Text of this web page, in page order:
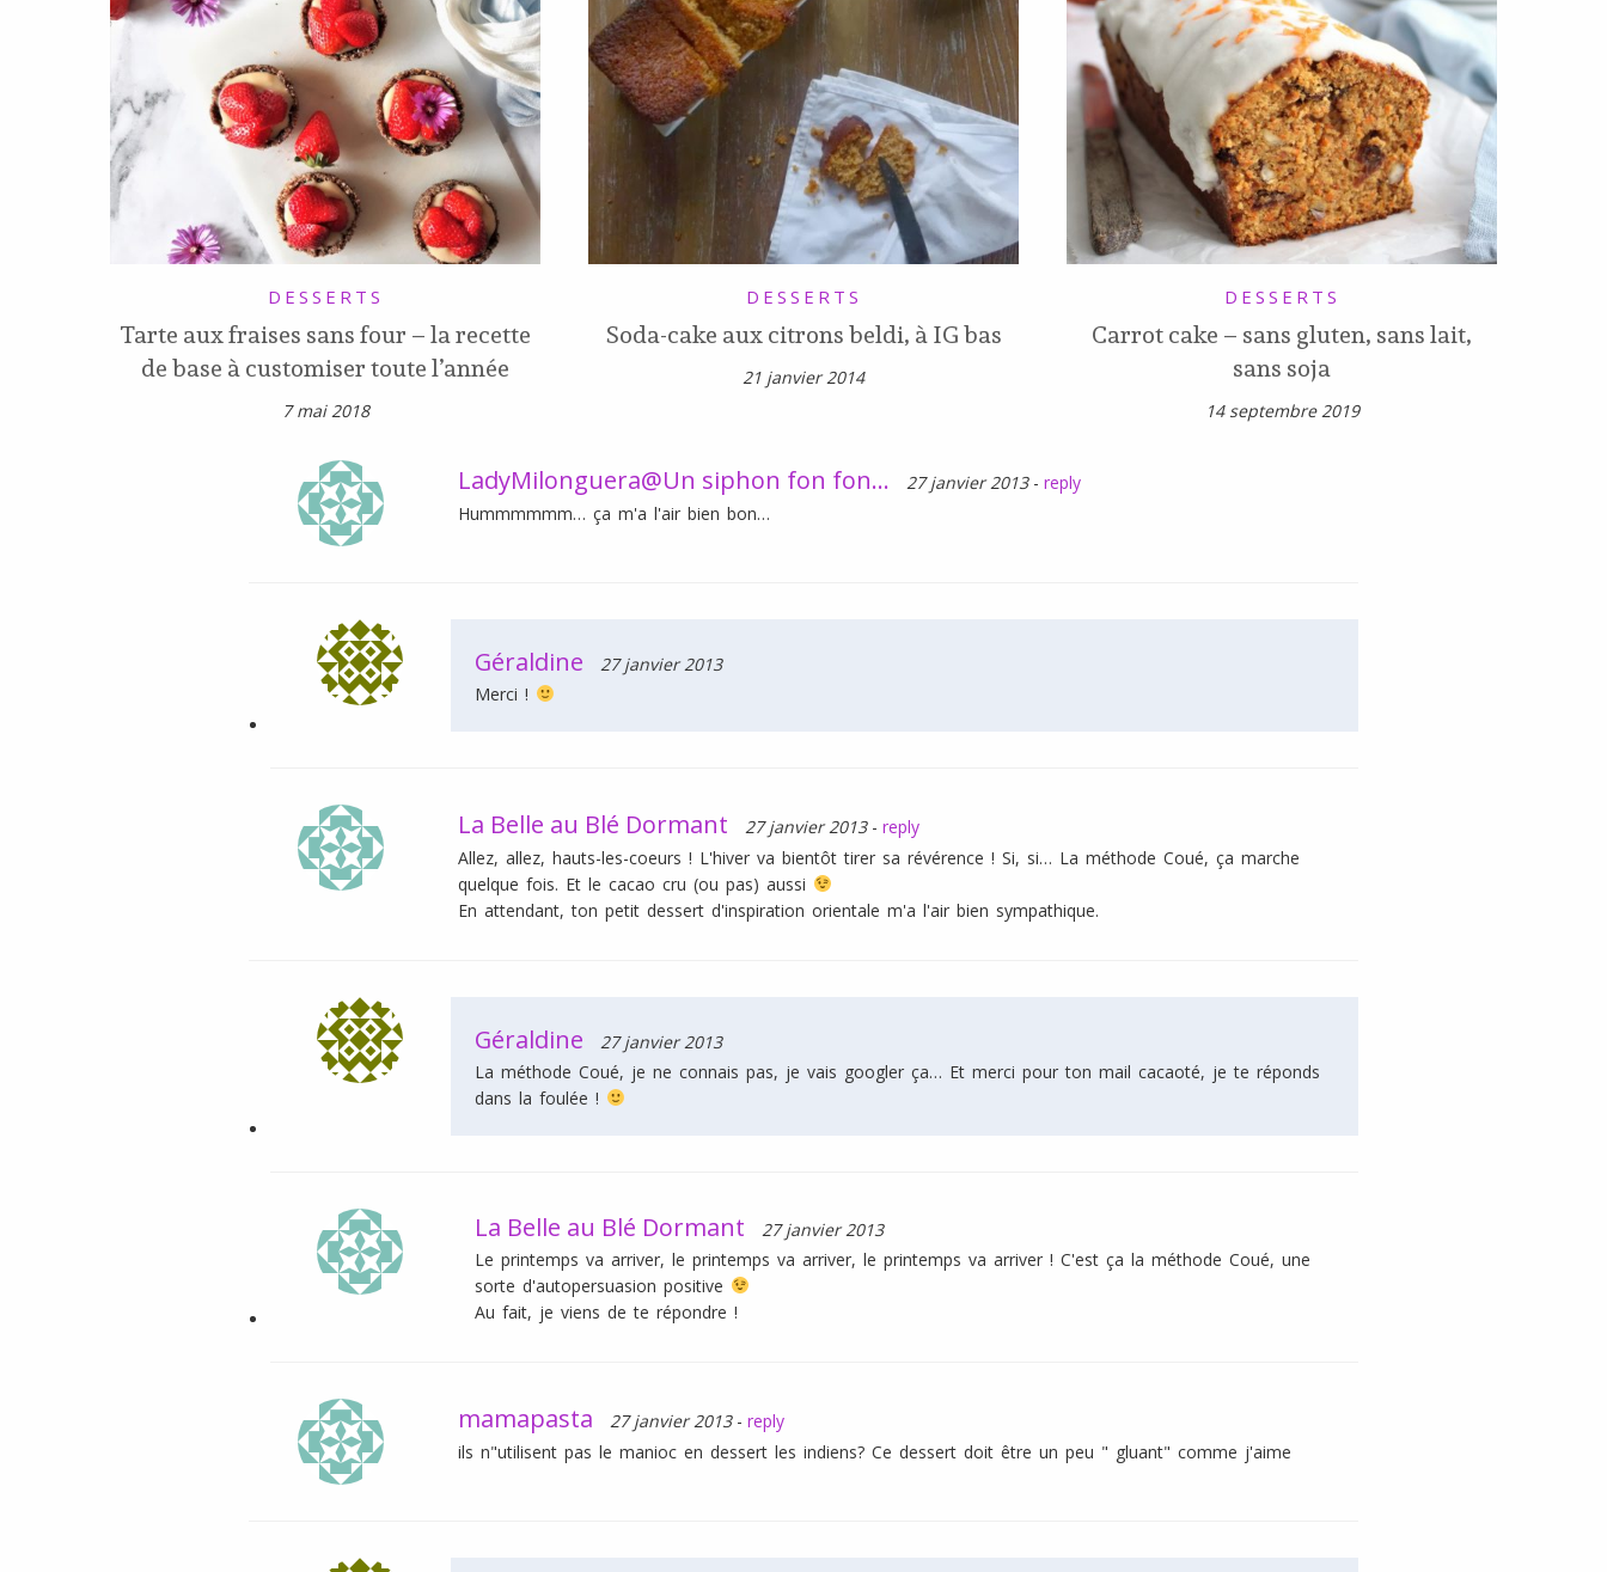
DESSERTS
Tarte aux fraises sans four – la recette
de base à customiser toute l’année
7 mai 2018
DESSERTS
Soda-cake aux citrons beldi, à IG bas
21 janvier 2014
DESSERTS
Carrot cake – sans gluten, sans lait,
sans soja
14 septembre 2019
LadyMilonguera@Un siphon fon fon... 27 janvier 2013 - reply
Hummmmmm… ça m'a l'air bien bon…
Géraldine
27 janvier 2013
Merci !
La Belle au Blé Dormant 27 janvier 2013 - reply
Allez, allez, hauts-les-coeurs ! L'hiver va bientôt tirer sa révérence ! Si, si… La méthode Coué, ça marche
quelque fois. Et le cacao cru (ou pas) aussi
En attendant, ton petit dessert d'inspiration orientale m'a l'air bien sympathique.
Géraldine
27 janvier 2013
La méthode Coué, je ne connais pas, je vais googler ça… Et merci pour ton mail cacaoté, je te réponds
dans la foulée !
La Belle au Blé Dormant
27 janvier 2013
Le printemps va arriver, le printemps va arriver, le printemps va arriver ! C'est ça la méthode Coué, une
sorte d'autopersuasion positive
Au fait, je viens de te répondre !
mamapasta 27 janvier 2013 - reply
ils n"utilisent pas le manioc en dessert les indiens? Ce dessert doit être un peu " gluant" comme j'aime